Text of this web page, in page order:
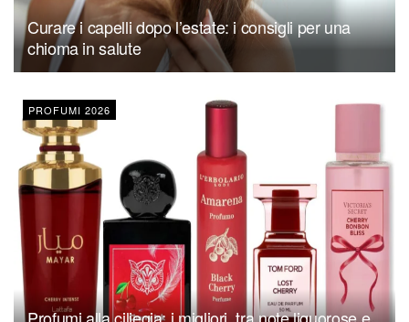
Curare i capelli dopo l’estate: i consigli per una
chioma in salute
PROFUMI 2026